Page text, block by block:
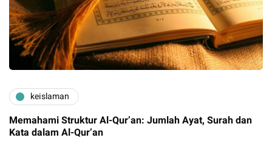
keislaman
Memahami Struktur Al-Qur’an: Jumlah Ayat, Surah dan
Kata dalam Al-Qur’an